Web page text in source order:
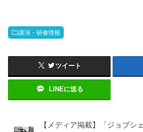
講演・研修情報
ツイート
LINEに送る
【メディア掲載】「ジョブシ